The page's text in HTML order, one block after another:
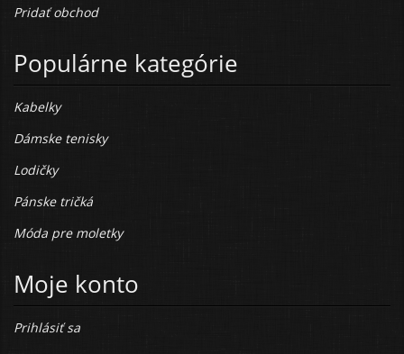
Pridať obchod
Populárne kategórie
Kabelky
Dámske tenisky
Lodičky
Pánske tričká
Móda pre moletky
Moje konto
Prihlásiť sa